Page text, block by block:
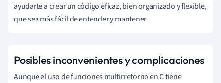
ayudarte a crear un código eficaz, bien organizado y flexible,
que sea más fácil de entender y mantener.
Posibles inconvenientes y complicaciones
Aunque el uso de funciones multirretorno en C tiene